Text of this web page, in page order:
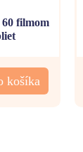
filmom
košíka